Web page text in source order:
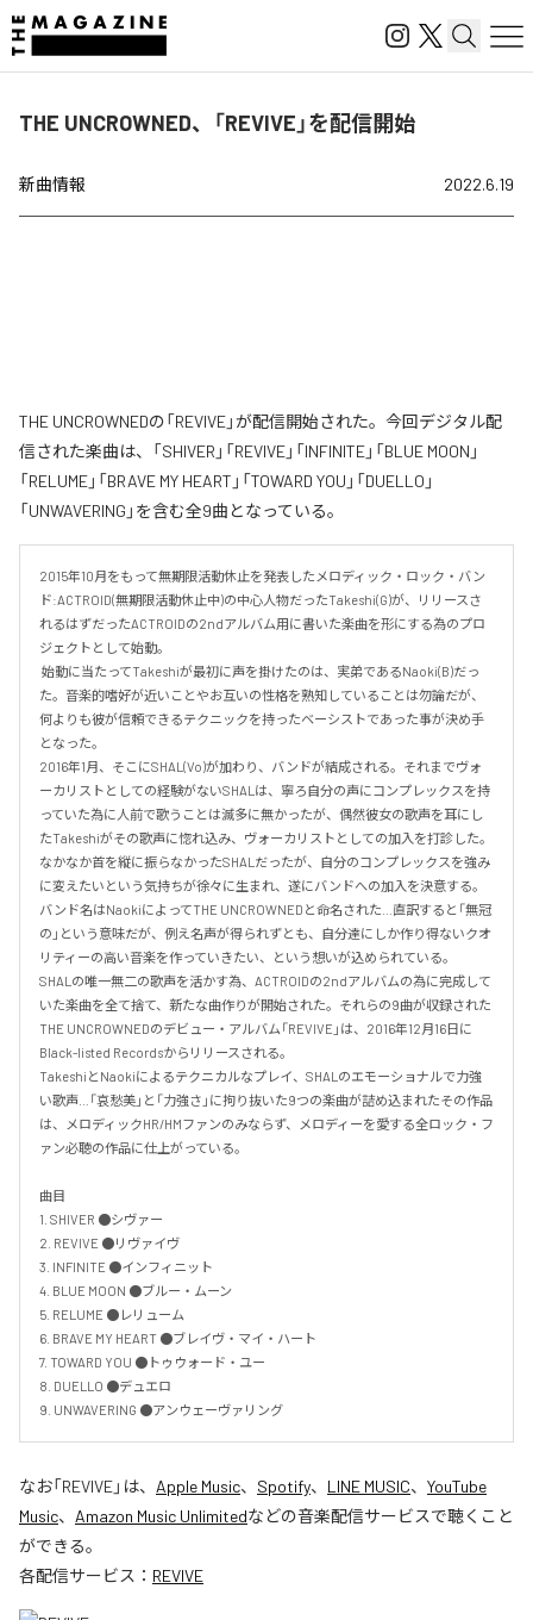
THE UNCROWNED、「REVIVE」を配信開始
新曲情報 2022.6.19
THE UNCROWNEDの「REVIVE」が配信開始された。今回デジタル配
信された楽曲は、「SHIVER」「REVIVE」「INFINITE」「BLUE MOON」
「RELUME」「BRAVE MY HEART」「TOWARD YOU」「DUELLO」
「UNWAVERING」を含む全9曲となっている。
2015年10月をもって無期限活動休止を発表したメロディック・ロック・バン
ド:ACTROID(無期限活動休止中)の中心人物だったTakeshi(G)が、リリースさ
れるはずだったACTROIDの2ndアルバム用に書いた楽曲を形にする為のプロ
ジェクトとして始動。
た。音楽的嗜好が近いことやお互いの性格を熟知していることは勿論だが、
何よりも彼が信頼できるテクニックを持ったベーシストであった事が決め手
となった。
2016年1月、そこにSHAL(Vo)が加わり、バンドが結成される。それまでヴォ
ーカリストとしての経験がないSHALは、寧ろ自分の声にコンプレックスを持
っていた為に人前で歌うことは滅多に無かったが、偶然彼女の歌声を耳にし
たTakeshiがその歌声に惚れ込み、ヴォーカリストとしての加入を打診した。
なかなか首を縦に振らなかったSHALだったが、自分のコンプレックスを強み
に変えたいという気持ちが徐々に生まれ、遂にバンドへの加入を決意する。
バンド名はNaokiによってTHE UNCROWNEDと命名された…直訳すると「無冠
の」という意味だが、例え名声が得られずとも、自分達にしか作り得ないクオ
リティーの高い音楽を作っていきたい、という想いが込められている。
SHALの唯一無二の歌声を活かす為、ACTROIDの2ndアルバムの為に完成して
いた楽曲を全て捨て、新たな曲作りが開始された。それらの9曲が収録された
THE UNCROWNEDのデビュー・アルバム「REVIVE」は、2016年12月16日に
Black-listed Recordsからリリースされる。
TakeshiとNaokiによるテクニカルなプレイ、SHALのエモーショナルで力強
い歌声…「哀愁美」と「力強さ」に拘り抜いた9つの楽曲が詰め込まれたその作品
は、メロディックHR/HMファンのみならず、メロディーを愛する全ロック・フ
ァン必聴の作品に仕上がっている。
曲目
1. SHIVER ●シヴァー
2. REVIVE ●リヴァイヴ
3. INFINITE ●インフィニット
4. BLUE MOON ●ブルー・ムーン
5. RELUME ●レリューム
6. BRAVE MY HEART ●ブレイヴ・マイ・ハート
7. TOWARD YOU ●トゥウォード・ユー
8. DUELLO ●デュエロ
9. UNWAVERING ●アンウェーヴァリング
なお「REVIVE」は、 Apple Music、 Spotify、 LINE MUSIC、 YouTube
Music、 Amazon Music Unlimitedなどの音楽配信サービスで聴くこと
ができる。
各配信サービス： REVIVE